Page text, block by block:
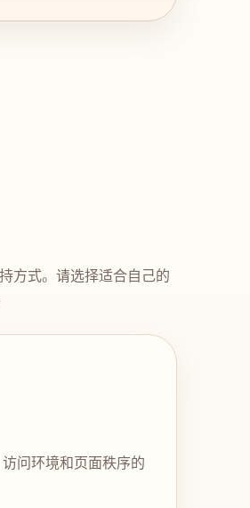
方式。请选择适合自己的
问环境和页面秩序的